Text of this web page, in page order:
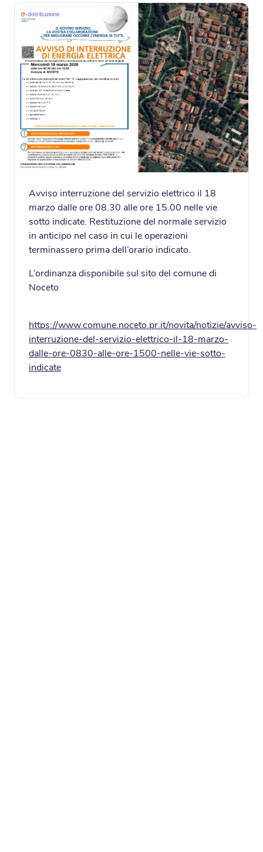
Avviso interruzione del servizio elettrico il 18
marzo dalle ore 08.30 alle ore 15.00 nelle vie
sotto indicate. Restituzione del normale servizio
in anticipo nel caso in cui le operazioni
terminassero prima dell’orario indicato.
L’ordinanza disponibile sul sito del comune di
Noceto
https://www.comune.noceto.pr.it/novita/notizie/avviso-
interruzione-del-servizio-elettrico-il-18-marzo-
dalle-ore-0830-alle-ore-1500-nelle-vie-sotto-
indicate